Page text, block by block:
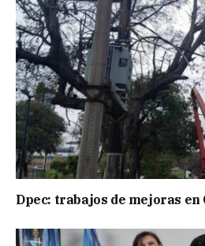
Dpec: trabajos de mejoras